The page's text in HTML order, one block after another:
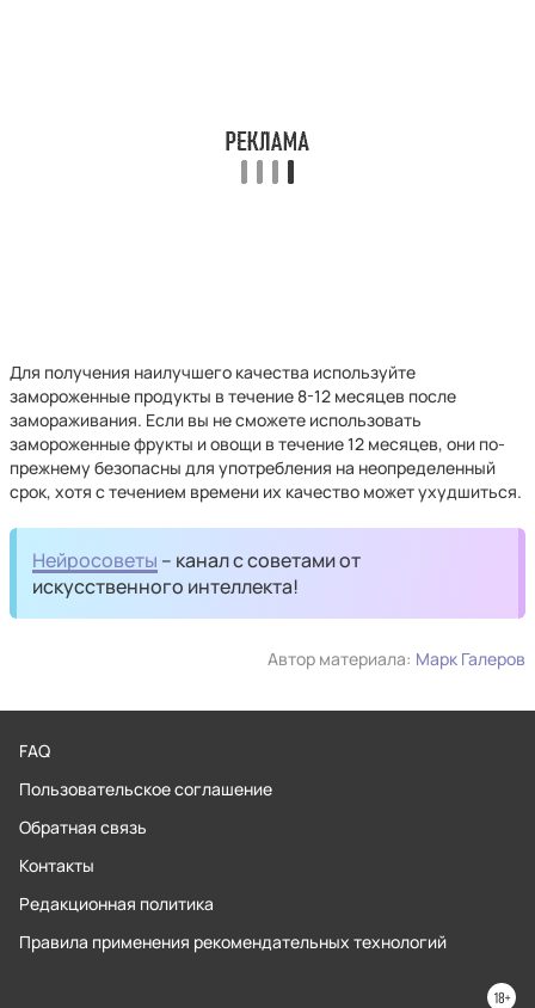
Для получения наилучшего качества используйте
замороженные продукты в течение 8-12 месяцев после
замораживания. Если вы не сможете использовать
замороженные фрукты и овощи в течение 12 месяцев, они по-
прежнему безопасны для употребления на неопределенный
срок, хотя с течением времени их качество может ухудшиться.
Нейросоветы – канал с советами от
искусственного интеллекта!
Автор материала: Марк Галеров
FAQ
Пользовательское соглашение
Обратная связь
Контакты
Редакционная политика
Правила применения рекомендательных технологий